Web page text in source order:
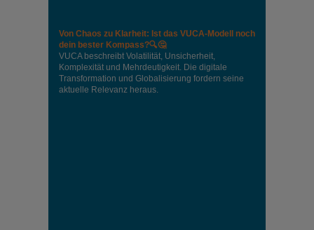
Von Chaos zu Klarheit: Ist das VUCA-Modell noch
dein bester Kompass?🔍🤔
VUCA beschreibt Volatilität, Unsicherheit,
Komplexität und Mehrdeutigkeit. Die digitale
Transformation und Globalisierung fordern seine
aktuelle Relevanz heraus.